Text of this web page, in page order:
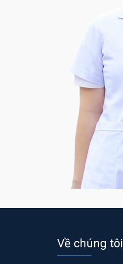
Về chúng tôi